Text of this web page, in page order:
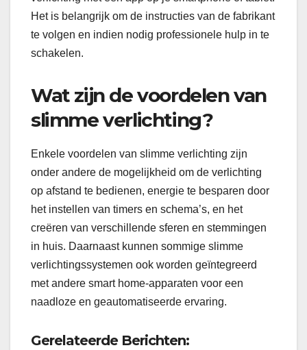
Het is belangrijk om de instructies van de fabrikant
te volgen en indien nodig professionele hulp in te
schakelen.
Wat zijn de voordelen van
slimme verlichting?
Enkele voordelen van slimme verlichting zijn
onder andere de mogelijkheid om de verlichting
op afstand te bedienen, energie te besparen door
het instellen van timers en schema’s, en het
creëren van verschillende sferen en stemmingen
in huis. Daarnaast kunnen sommige slimme
verlichtingssystemen ook worden geïntegreerd
met andere smart home-apparaten voor een
naadloze en geautomatiseerde ervaring.
Gerelateerde Berichten: